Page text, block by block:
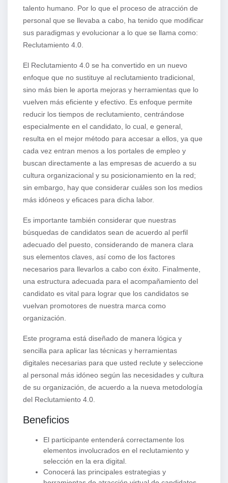
talento humano. Por lo que el proceso de atracción de
personal que se llevaba a cabo, ha tenido que modificar
sus paradigmas y evolucionar a lo que se llama como:
Reclutamiento 4.0.
El Reclutamiento 4.0 se ha convertido en un nuevo
enfoque que no sustituye al reclutamiento tradicional,
sino más bien le aporta mejoras y herramientas que lo
vuelven más eficiente y efectivo. Es enfoque permite
reducir los tiempos de reclutamiento, centrándose
especialmente en el candidato, lo cual, e general,
resulta en el mejor método para accesar a ellos, ya que
cada vez entran menos a los portales de empleo y
buscan directamente a las empresas de acuerdo a su
cultura organizacional y su posicionamiento en la red;
sin embargo, hay que considerar cuáles son los medios
más idóneos y eficaces para dicha labor.
Es importante también considerar que nuestras
búsquedas de candidatos sean de acuerdo al perfil
adecuado del puesto, considerando de manera clara
sus elementos claves, así como de los factores
necesarios para llevarlos a cabo con éxito. Finalmente,
una estructura adecuada para el acompañamiento del
candidato es vital para lograr que los candidatos se
vuelvan promotores de nuestra marca como
organización.
Este programa está diseñado de manera lógica y
sencilla para aplicar las técnicas y herramientas
digitales necesarias para que usted reclute y seleccione
al personal más idóneo según las necesidades y cultura
de su organización, de acuerdo a la nueva metodología
del Reclutamiento 4.0.
Beneficios
El participante entenderá correctamente los
elementos involucrados en el reclutamiento y
selección en la era digital.
Conocerá las principales estrategias y